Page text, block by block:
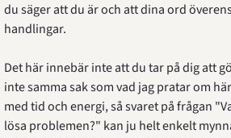
du säger att du är och att dina ord
handlingar.
Det här innebär inte att du tar på dig att
inte samma sak som vad jag pratar om
med tid och energi, så svaret på frågan
lösa problemen?" kan ju helt enkelt